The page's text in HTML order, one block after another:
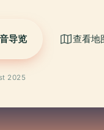
导览 查看地
2025